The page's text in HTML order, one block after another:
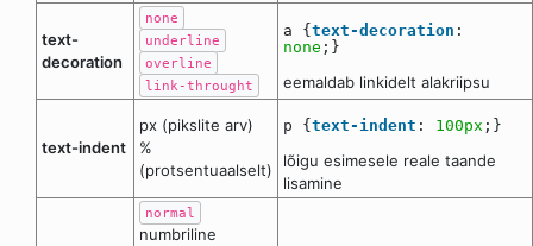
text-
decoration
none
underline
overline
link-throught
a { text-decoration :
none ;}
eemaldab linkidelt alakriipsu
text-indent
px (pikslite arv)
%
(protsentuaalselt)
p { text-indent : 100px ;}
lõigu esimesele reale taande
lisamine
normal
numbriline